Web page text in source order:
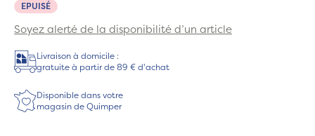
EPUISÉ
Soyez alerté de la disponibilité d’un article
Livraison à domicile :
gratuite à partir de 89 € d'achat
Disponible dans votre
magasin de Quimper